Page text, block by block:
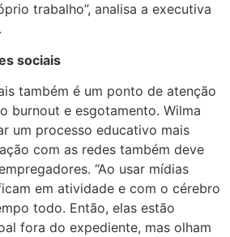
trabalho”, analisa a executiva
sociais
também é um ponto de atenção
burnout e esgotamento. Wilma
um processo educativo mais
com as redes também deve
“Ao usar mídias
em atividade e com o cérebro
todo. Então, elas estão
fora do expediente, mas olham